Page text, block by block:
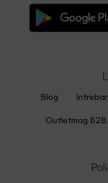
Blog
Outletmag B2B